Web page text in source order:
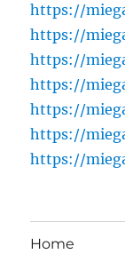
https://
https://
https://
https://
https://
https://
https://
Home